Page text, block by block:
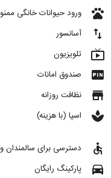
pets ورود حیوانات خانگی
import_export آسانسور
live_tv تلویزیون
fiber_pin صندوق امانات
store نظافت روزانه
spa اسپا (با هزینه)
accessible دسترسی برای سالمندان
directions_car پارکینگ رایگان